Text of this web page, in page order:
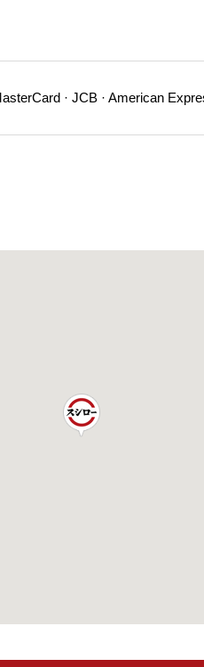
· JCB · American